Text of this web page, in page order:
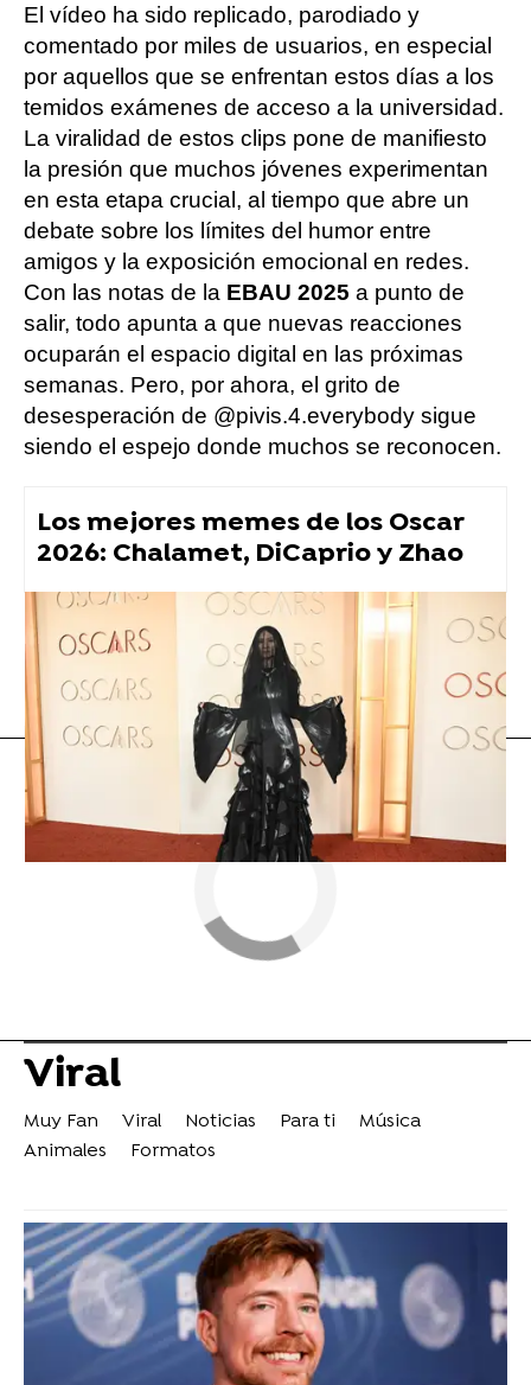
El vídeo ha sido replicado, parodiado y
comentado por miles de usuarios, en especial
por aquellos que se enfrentan estos días a los
temidos exámenes de acceso a la universidad.
La viralidad de estos clips pone de manifiesto
la presión que muchos jóvenes experimentan
en esta etapa crucial, al tiempo que abre un
debate sobre los límites del humor entre
amigos y la exposición emocional en redes.
Con las notas de la EBAU 2025 a punto de
salir, todo apunta a que nuevas reacciones
ocuparán el espacio digital en las próximas
semanas. Pero, por ahora, el grito de
desesperación de @pivis.4.everybody sigue
siendo el espejo donde muchos se reconocen.
Los mejores memes de los Oscar
2026: Chalamet, DiCaprio y Zhao
tiktok Vídeo viral
Flooxer Now
Viral
Muy Fan Viral Noticias Para ti
Música
Animales
Formatos